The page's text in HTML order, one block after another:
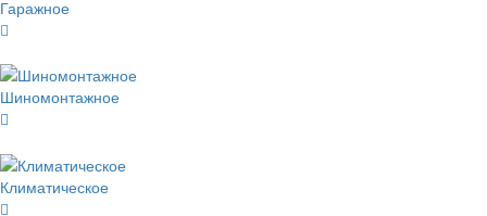
Гаражное
Шиномонтажное
Климатическое